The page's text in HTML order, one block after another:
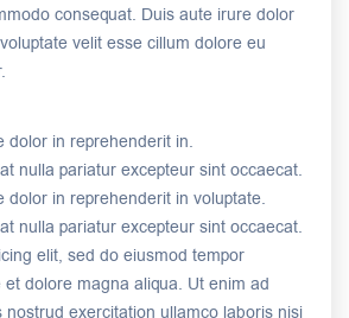
consequat. Duis aute irure dolor
velit esse cillum dolore eu
dolor in reprehenderit in.
nulla pariatur excepteur sint occaecat.
dolor in reprehenderit in voluptate.
nulla pariatur excepteur sint occaecat.
elit, sed do eiusmod tempor
dolore magna aliqua. Ut enim ad
nostrud exercitation ullamco laboris nisi